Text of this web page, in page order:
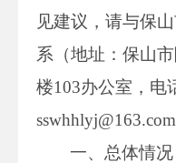
见建议，请与保
系（地址：保山
楼103办公室，电
sswhhlyj@163.com
一、总体情况